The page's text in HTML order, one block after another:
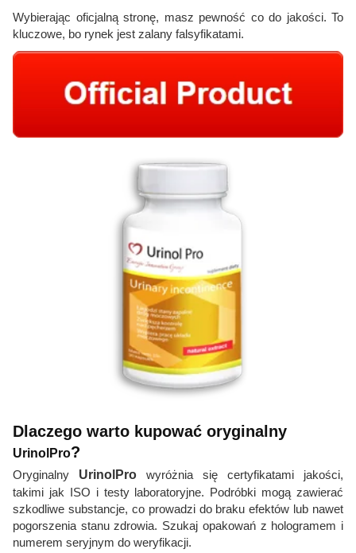
Wybierając oficjalną stronę, masz pewność co do jakości. To
kluczowe, bo rynek jest zalany falsyfikatami.
Dlaczego warto kupować oryginalny
UrinolPro?
Oryginalny UrinolPro wyróżnia się certyfikatami jakości,
takimi jak ISO i testy laboratoryjne. Podróbki mogą zawierać
szkodliwe substancje, co prowadzi do braku efektów lub nawet
pogorszenia stanu zdrowia. Szukaj opakowań z hologramem i
numerem seryjnym do weryfikacji.